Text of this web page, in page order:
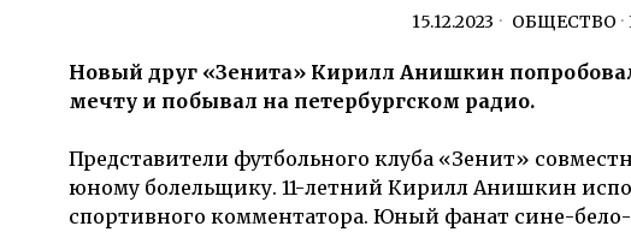
15.12.2023 ОБЩЕСТВО ·
Новый друг «Зенита» Кирилл Анишкин
мечту и побывал на петербургском радио.
Представители футбольного клуба «Зенит»
юному болельщику. 11-летний Кирилл Анишкин
спортивного комментатора. Юный фанат сине-